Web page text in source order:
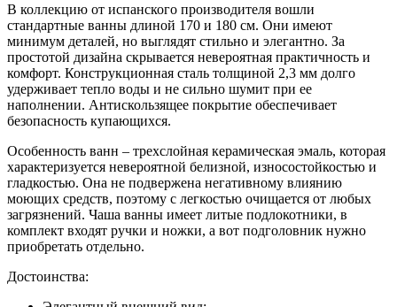
В коллекцию от испанского производителя вошли
стандартные ванны длиной 170 и 180 см. Они имеют
минимум деталей, но выглядят стильно и элегантно. За
простотой дизайна скрывается невероятная практичность и
комфорт. Конструкционная сталь толщиной 2,3 мм долго
удерживает тепло воды и не сильно шумит при ее
наполнении. Антискользящее покрытие обеспечивает
безопасность купающихся.
Особенность ванн – трехслойная керамическая эмаль, которая
характеризуется невероятной белизной, износостойкостью и
гладкостью. Она не подвержена негативному влиянию
моющих средств, поэтому с легкостью очищается от любых
загрязнений. Чаша ванны имеет литые подлокотники, в
комплект входят ручки и ножки, а вот подголовник нужно
приобретать отдельно.
Достоинства: